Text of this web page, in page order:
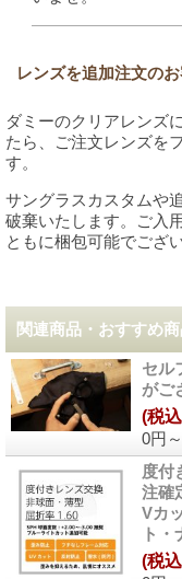
レンズを追加注文のお
ダミーのクリアレンズ
たら、ご注文レンズを
す。
サングラスカスタムや
破棄いたします。ご入
ともに梱包可能でござ
関連商品・おすすめ
セル
がご
0円
(税込
度付
注確
Vカ
ト
(税込